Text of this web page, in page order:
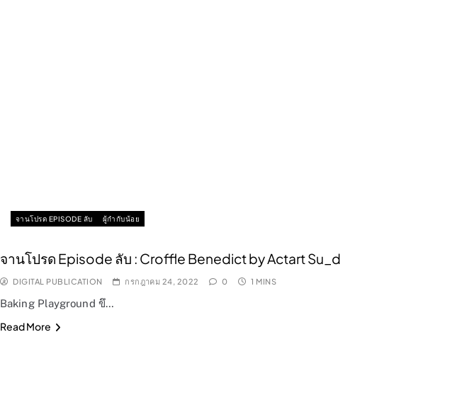
จานโปรด EPISODE ลับ ผู้กำกับน้อย
จานโปรด Episode ลับ : Croffle Benedict by Actart Su_d
DIGITAL PUBLICATION กรกฎาคม 24, 2022 0 1 MINS
Baking Playground ขึ…
Read More